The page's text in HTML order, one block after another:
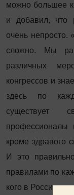
можно большее
и добавил, что
очень непросто.
сложно. Мы
различных
конгрессов и
здесь по
существует
профессионалы
кроме здравого
И это
правилами по
кого в России